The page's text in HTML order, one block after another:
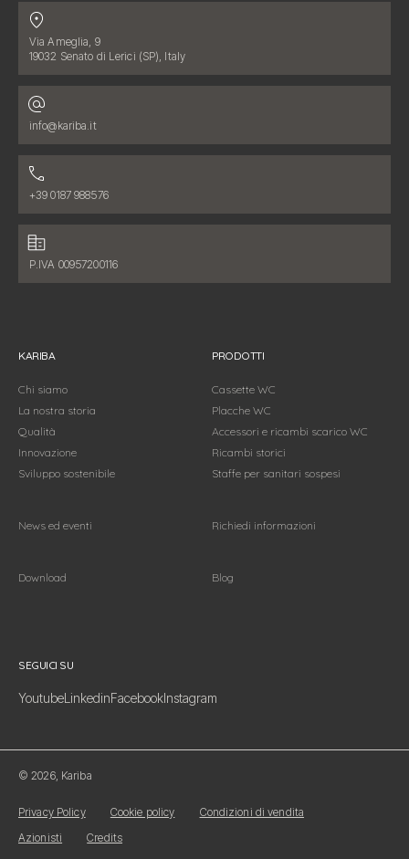
Contatti
Indirizzo:
Via Ameglia, 9
19032 Senato di Lerici (SP), Italy
Indirizzo email:
info@kariba.it
Numero di telefono:
+39 0187 988576
Dati fiscali:
P.IVA 00957200116
KARIBA
Chi siamo
La nostra storia
Qualità
Innovazione
Sviluppo sostenibile
PRODOTTI
Cassette WC
Placche WC
Accessori e ricambi scarico WC
Ricambi storici
Staffe per sanitari sospesi
News ed eventi Richiedi informazioni
Download Blog
Seguici su
SEGUICI SU
YoutubeLinkedinFacebookInstagram
© 2026, Kariba
Privacy Policy Cookie policy
Condizioni di vendita
Azionisti
Credits